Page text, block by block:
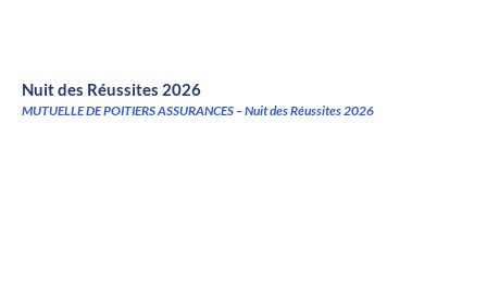
Nuit des Réussites 2026
MUTUELLE DE POITIERS ASSURANCES – Nuit des Réussites 2026